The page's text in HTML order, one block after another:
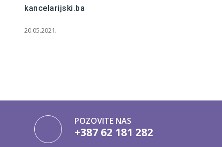
kancelarijski.ba
20.05.2021.
POZOVITE NAS
+387 62 181 282